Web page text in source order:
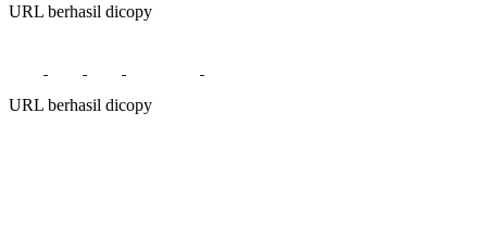
URL berhasil dicopy
URL berhasil dicopy